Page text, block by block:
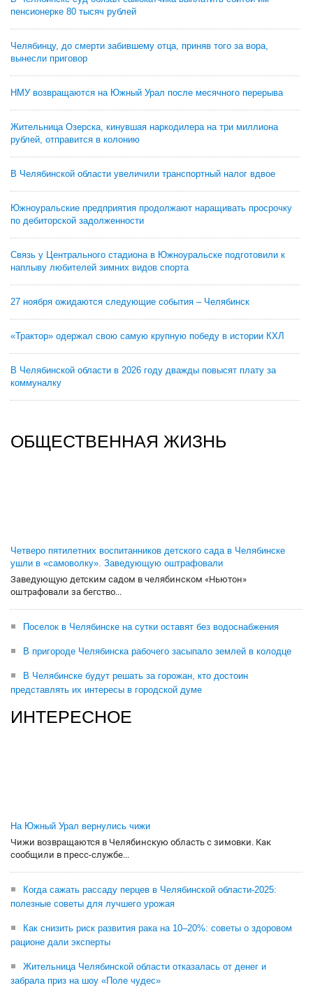
пенсионерке 80 тысяч рублей
Челябинцу, до смерти забившему отца, приняв того за вора,
вынесли приговор
НМУ возвращаются на Южный Урал после месячного перерыва
Жительница Озерска, кинувшая наркодилера на три миллиона
рублей, отправится в колонию
В Челябинской области увеличили транспортный налог вдвое
Южноуральские предприятия продолжают наращивать просрочку
по дебиторской задолженности
Связь у Центрального стадиона в Южноуральске подготовили к
наплыву любителей зимних видов спорта
27 ноября ожидаются следующие события – Челябинск
«Трактор» одержал свою самую крупную победу в истории КХЛ
В Челябинской области в 2026 году дважды повысят плату за
коммуналку
ОБЩЕСТВЕННАЯ ЖИЗНЬ
Четверо пятилетних воспитанников детского сада в Челябинске
ушли в «самоволку». Заведующую оштрафовали
Заведующую детским садом в челябинском «Ньютон»
оштрафовали за бегство...
Поселок в Челябинске на сутки оставят без водоснабжения
В пригороде Челябинска рабочего засыпало землей в колодце
В Челябинске будут решать за горожан, кто достоин
представлять их интересы в городской думе
ИНТЕРЕСНОЕ
На Южный Урал вернулись чижи
Чижи возвращаются в Челябинскую область с зимовки. Как
сообщили в пресс-службе...
Когда сажать рассаду перцев в Челябинской области-2025:
полезные советы для лучшего урожая
Как снизить риск развития рака на 10–20%: советы о здоровом
рационе дали эксперты
Жительница Челябинской области отказалась от денег и
забрала приз на шоу «Поле чудес»